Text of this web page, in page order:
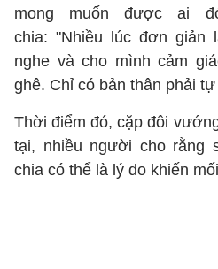
mong muốn được ai
chia: "Nhiều lúc đơn giản
nghe và cho mình cảm
ghê. Chỉ có bản thân phải
Thời điểm đó, cặp đôi
tại, nhiều người cho rằng
chia có thể là lý do khiến